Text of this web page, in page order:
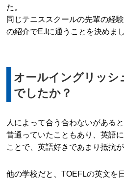
た。
同じテニススクールの先輩の経
の紹介でE.Iに通うことを決めまし
オールイングリッシ
でしたか？
人によって合う合わないがある
昔通っていたこともあり、英語
ことで、英語好きであまり抵抗
他の学校だと、TOEFLの英文を